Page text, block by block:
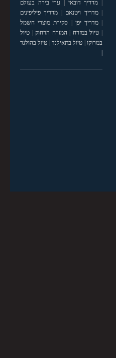
| מדריך דובאי | ערי בירה בעולם
|מדריך ויטנאם | מדריך פיליפינים
|מדריך יפן | סקירת מוצרי חשמל
| טיול במזרח | המזרח הרחוק| טיול
במרוקו| טיול בתאילנד| טיול בהולנד
|